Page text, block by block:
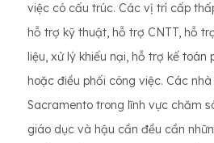
việc có cấu trúc. Các vị trí cấp
hỗ trợ kỹ thuật, hỗ trợ CNTT, hỗ
liệu, xử lý khiếu nại, hỗ trợ kế toán
hoặc điều phối công việc. Các
Sacramento trong lĩnh vực chăm
giáo dục và hậu cần đều cần